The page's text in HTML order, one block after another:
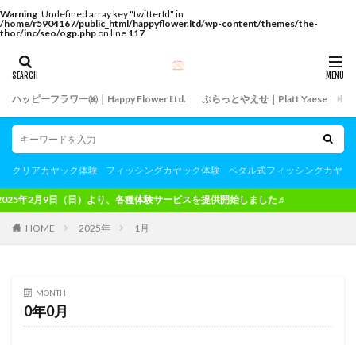
Warning: Undefined array key "twitterId" in
/home/r5904167/public_html/happyflower.ltd/wp-content/themes/the-
thor/inc/seo/ogp.php on line 117
ハッピーフラワー㈱｜Happy Flower Ltd. ぷらっとやえせ｜Platt Yaese
クリアカヤック体験 フィッシングカヤック体験 ペダル式フィッシングカヤッ
）より、各種体験サービスを提供開始しました♬
HOME 2025年 1月
MONTH
0年0月